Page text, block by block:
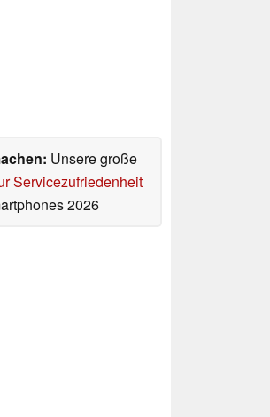
Unsere große
Servicezufriedenheit
2026